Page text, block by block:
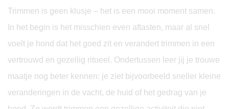
Trimmen is geen klusje – het is een mooi moment samen.
In het begin is het misschien even aftasten, maar al snel
voelt je hond dat het goed zit en verandert trimmen in een
vertrouwd en gezellig ritueel. Ondertussen leer jij je trouwe
maatje nog beter kennen: je ziet bijvoorbeeld sneller kleine
veranderingen in de vacht, de huid of het gedrag van je